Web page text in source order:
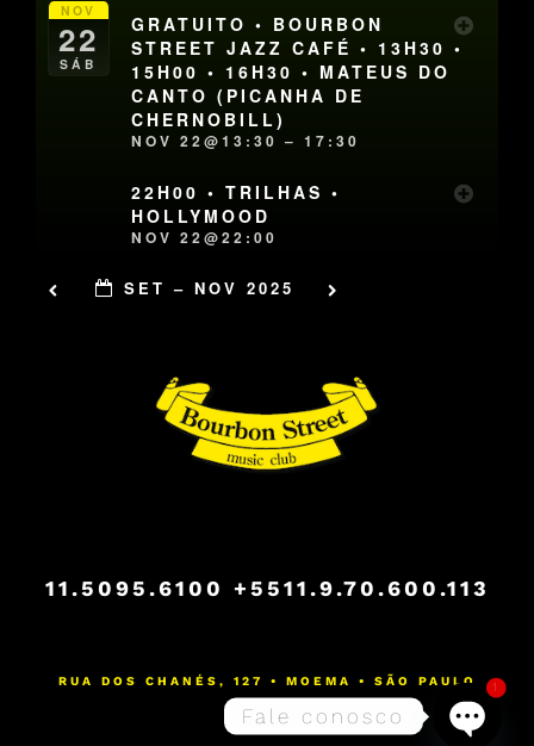
NOV
22
SÁB
GRATUITO • BOURBON
STREET JAZZ CAFÉ • 13H30 •
15H00 • 16H30 • MATEUS DO
CANTO (PICANHA DE
CHERNOBILL)
NOV 22@13:30 – 17:30
22H00 • TRILHAS •
HOLLYMOOD
NOV 22@22:00
SET – NOV 2025
11.5095.6100 +5511.9.70.600.113
RUA DOS CHANÉS, 127 • MOEMA • SÃO PAULO
Fale conosco
1